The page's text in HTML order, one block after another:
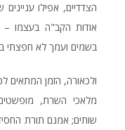
הצדדיים, אפילו
אודות הקב"ה בעצמו
בשמים ועמך לא חפצתי
ולכאורה, הזמן המתאים
מלאכי השרת,
שותים; אמנם תורת